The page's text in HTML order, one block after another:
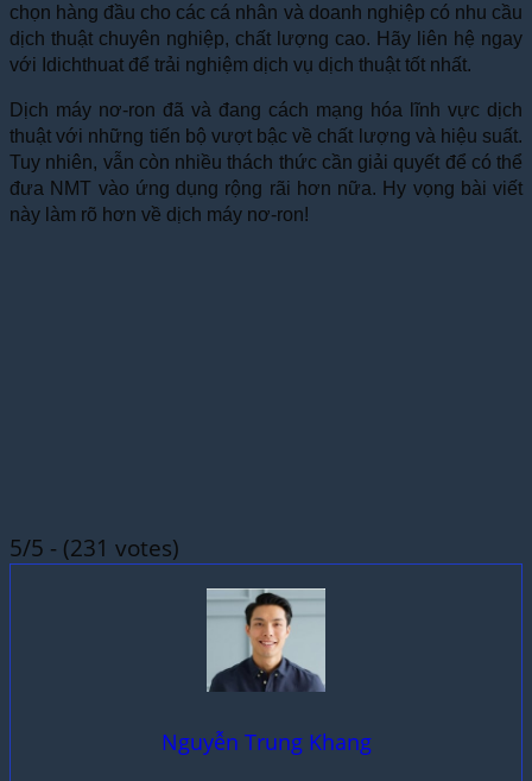
chọn hàng đầu cho các cá nhân và doanh nghiệp có nhu cầu
dịch thuật chuyên nghiệp, chất lượng cao. Hãy liên hệ ngay
với Idichthuat để trải nghiệm dịch vụ dịch thuật tốt nhất.
Dịch máy nơ-ron đã và đang cách mạng hóa lĩnh vực dịch
thuật với những tiến bộ vượt bậc về chất lượng và hiệu suất.
Tuy nhiên, vẫn còn nhiều thách thức cần giải quyết để có thể
đưa NMT vào ứng dụng rộng rãi hơn nữa. Hy vọng bài viết
này làm rõ hơn về dịch máy nơ-ron!
5/5 - (231 votes)
Nguyễn Trung Khang